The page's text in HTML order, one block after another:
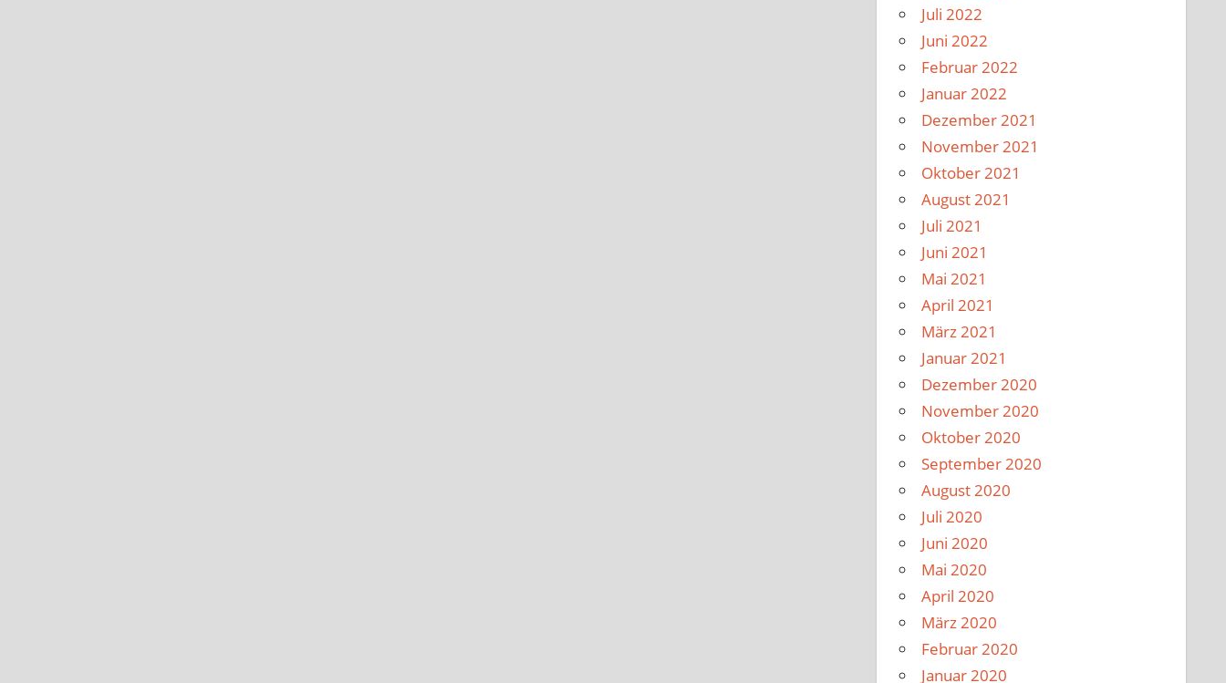
Juli 2022
Juni 2022
Februar 2022
Januar 2022
Dezember 2021
November 2021
Oktober 2021
August 2021
Juli 2021
Juni 2021
Mai 2021
April 2021
März 2021
Januar 2021
Dezember 2020
November 2020
Oktober 2020
September 2020
August 2020
Juli 2020
Juni 2020
Mai 2020
April 2020
März 2020
Februar 2020
Januar 2020